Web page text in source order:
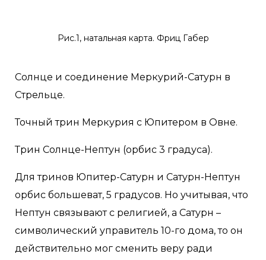
Рис.1, натальная карта. Фриц Габер
Солнце и соединение Меркурий-Сатурн в
Стрельце.
Точный трин Меркурия с Юпитером в Овне.
Трин Солнце-Нептун (орбис 3 градуса).
Для тринов Юпитер-Сатурн и Сатурн-Нептун
орбис большеват, 5 градусов. Но учитывая, что
Нептун связывают с религией, а Сатурн –
символический управитель 10-го дома, то он
действительно мог сменить веру ради